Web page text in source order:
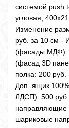
системой push
угловая,
Изменение
руб. за 10 см -
(фасады МДФ):
(фасад 3D
полка: 200
Доп. ящик
ЛДСП): 500
шариковые